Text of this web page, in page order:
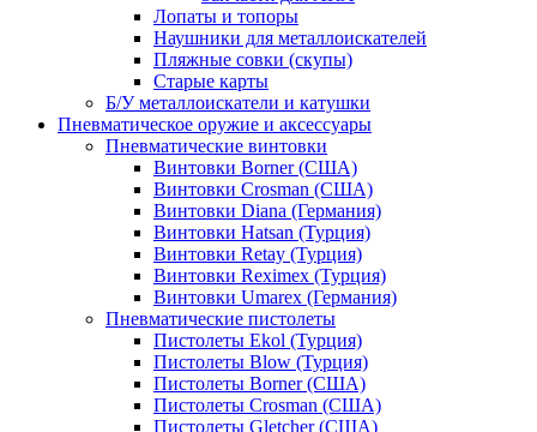
Лопаты и топоры
Наушники для металлоискателей
Пляжные совки (скупы)
Старые карты
Б/У металлоискатели и катушки
Пневматическое оружие и аксессуары
Пневматические винтовки
Винтовки Borner (США)
Винтовки Crosman (США)
Винтовки Diana (Германия)
Винтовки Hatsan (Турция)
Винтовки Retay (Турция)
Винтовки Reximex (Турция)
Винтовки Umarex (Германия)
Пневматические пистолеты
Пистолеты Ekol (Турция)
Пистолеты Blow (Турция)
Пистолеты Borner (США)
Пистолеты Crosman (США)
Пистолеты Gletcher (США)